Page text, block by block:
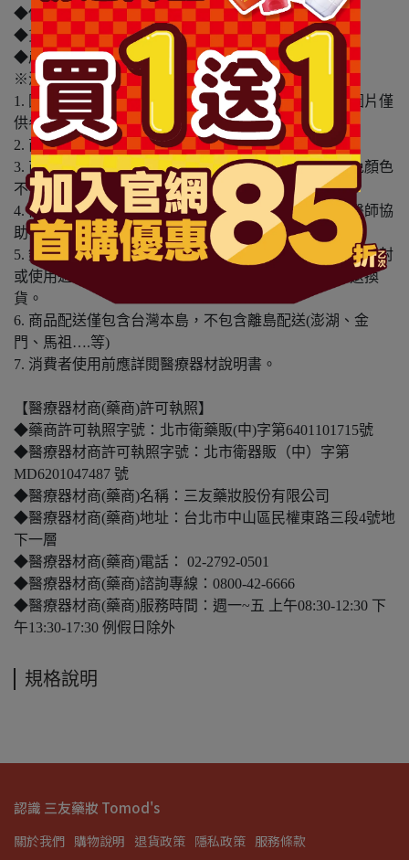
◆保存期限(天)：1095天
◆貨源：公司貨
◆產地：日本
※溫馨提醒：
1. 因電腦螢幕設定及個人觀感之差異，本賣場之商品圖片僅
供參考，依實際收到商品為準。
2. 商品包裝會有新舊轉換期，依實際收到商品為準。
3. 商品下訂前，建議實際試色、試用後再行購買，避免顏色
不符或肌膚不適等症狀。
4. 商品使用後若出現不適或非預期反應，請尋求專業醫師協
助。
5. 鑑賞期非試用期，本產品屬於私人消耗性產品，如已拆封
或使用過、無法恢復原狀、商品外盒損壞恕無法辦理退換
貨。
6. 商品配送僅包含台灣本島，不包含離島配送(澎湖、金
門、馬祖….等)
7. 消費者使用前應詳閱醫療器材說明書。
【醫療器材商(藥商)許可執照】
◆藥商許可執照字號：北市衛藥販(中)字第6401101715號
◆醫療器材商許可執照字號：北市衛器販（中）字第
MD6201047487 號
◆醫療器材商(藥商)名稱：三友藥妝股份有限公司
◆醫療器材商(藥商)地址：台北市中山區民權東路三段4號地
下一層
◆醫療器材商(藥商)電話： 02-2792-0501
◆醫療器材商(藥商)諮詢專線：0800-42-6666
◆醫療器材商(藥商)服務時間：週一~五 上午08:30-12:30 下
午13:30-17:30 例假日除外
規格說明
認識 三友藥妝 Tomod's
關於我們 購物說明 退貨政策 隱私政策 服務條款